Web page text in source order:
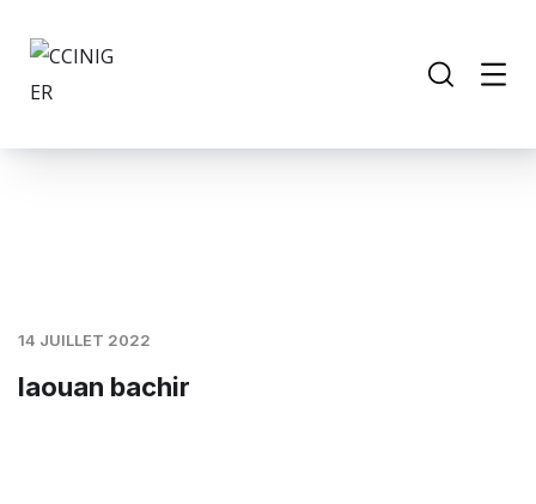
14 JUILLET 2022
laouan bachir